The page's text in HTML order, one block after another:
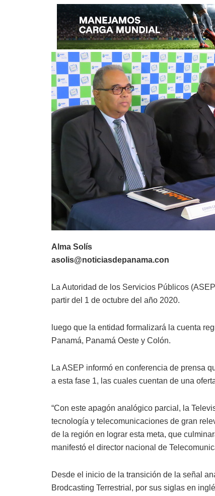
Alma Solís
asolis@noticiasdepanama.con
La Autoridad de los Servicios Públicos
partir del 1 de octubre del año 2020.
luego que la entidad formalizará la cuenta
Panamá, Panamá Oeste y Colón.
La ASEP informó en conferencia de prensa
a esta fase 1, las cuales cuentan de una
“Con este apagón analógico parcial, la
tecnología y telecomunicaciones de gran
de la región en lograr esta meta, que
manifestó el director nacional de
Desde el inicio de la transición de la señal
Brodcasting Terrestrial, por sus siglas en